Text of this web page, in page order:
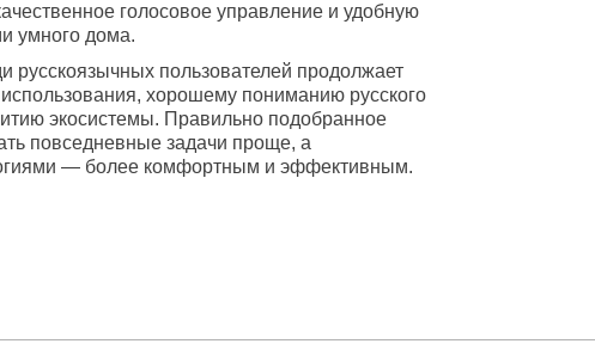
голосовое управление и удобную
умного дома.
русскоязычных пользователей продолжает
использования, хорошему пониманию русского
экосистемы. Правильно подобранное
повседневные задачи проще, а
— более комфортным и эффективным.